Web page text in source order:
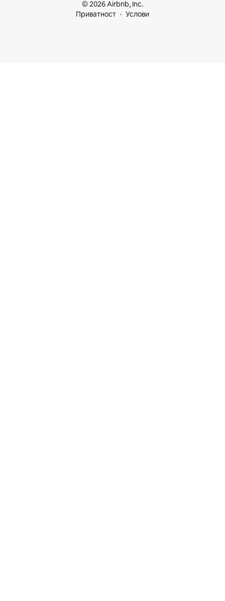
© 2026 Airbnb, Inc.
Приватност
Услови